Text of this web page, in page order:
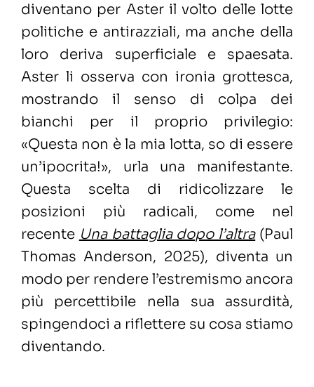
diventano per Aster il volto delle lotte
politiche e antirazziali, ma anche della
loro deriva superficiale e spaesata.
Aster li osserva con ironia grottesca,
mostrando il senso di colpa dei
bianchi per il proprio privilegio:
«Questa non è la mia lotta, so di essere
un’ipocrita!», urla una manifestante.
Questa scelta di ridicolizzare le
posizioni più radicali, come nel
recente Una battaglia dopo l’altra(Paul
Thomas Anderson, 2025), diventa un
modo per rendere l’estremismo ancora
più percettibile nella sua assurdità,
spingendoci a riflettere su cosa stiamo
diventando.